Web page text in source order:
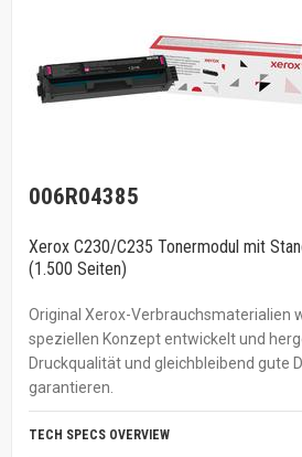
006R04385
Xerox C230/C235 Tonermodul mit
(1.500 Seiten)
Original Xerox-Verbrauchsmaterialien
speziellen Konzept entwickelt und
Druckqualität und gleichbleibend gute
garantieren.
TECH SPECS OVERVIEW